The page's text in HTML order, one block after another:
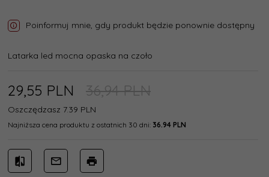
Poinformuj mnie, gdy produkt będzie ponownie dostępny
Latarka led mocna opaska na czoło
29,55 PLN 36,94 PLN
Oszczędzasz 7.39 PLN
Najniższa cena produktu z ostatnich 30 dni: 36.94 PLN